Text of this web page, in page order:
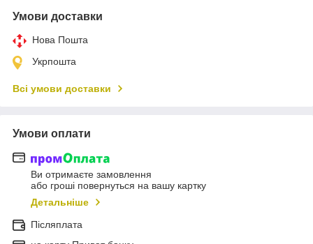
Умови доставки
Нова Пошта
Укрпошта
Всі умови доставки
Умови оплати
Ви отримаєте замовлення
або гроші повернуться на вашу картку
Детальніше
Післяплата